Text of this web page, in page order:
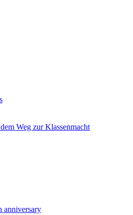
Weg zur Klassenmacht
anniversary